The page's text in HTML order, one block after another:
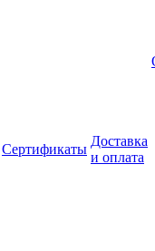
Сертификаты
Доставка
и оплата